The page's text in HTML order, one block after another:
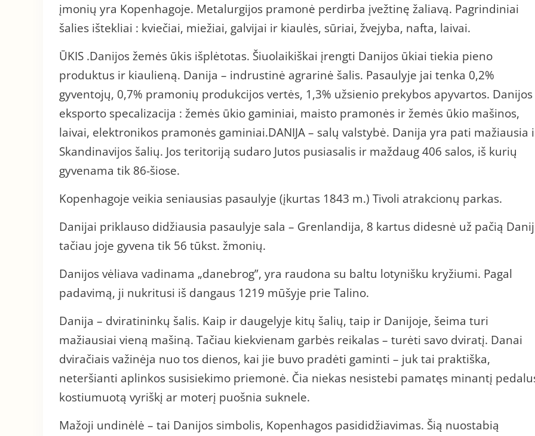
įmonių yra Kopenhagoje. Metalurgijos pramonė perdirba įvežtinę žaliavą. Pagrindiniai
šalies ištekliai : kviečiai, miežiai, galvijai ir kiaulės, sūriai, žvejyba, nafta, laivai.
ŪKIS .Danijos žemės ūkis išplėtotas. Šiuolaikiškai įrengti Danijos ūkiai tiekia pieno
produktus ir kiaulieną. Danija – indrustinė agrarinė šalis. Pasaulyje jai tenka 0,2%
gyventojų, 0,7% pramonių produkcijos vertės, 1,3% užsienio prekybos apyvartos. Danijos
eksporto specalizacija : žemės ūkio gaminiai, maisto pramonės ir žemės ūkio mašinos,
laivai, elektronikos pramonės gaminiai.DANIJA – salų valstybė. Danija yra pati mažiausia
Skandinavijos šalių. Jos teritoriją sudaro Jutos pusiasalis ir maždaug 406 salos, iš kurių
gyvenama tik 86-šiose.
Kopenhagoje veikia seniausias pasaulyje (įkurtas 1843 m.) Tivoli atrakcionų parkas.
Danijai priklauso didžiausia pasaulyje sala – Grenlandija, 8 kartus didesnė už pačią
tačiau joje gyvena tik 56 tūkst. žmonių.
Danijos vėliava vadinama „danebrog”, yra raudona su baltu lotynišku kryžiumi. Pagal
padavimą, ji nukritusi iš dangaus 1219 mūšyje prie Talino.
Danija – dviratininkų šalis. Kaip ir daugelyje kitų šalių, taip ir Danijoje, šeima turi
mažiausiai vieną mašiną. Tačiau kiekvienam garbės reikalas – turėti savo dviratį. Danai
dviračiais važinėja nuo tos dienos, kai jie buvo pradėti gaminti – juk tai praktiška,
neteršianti aplinkos susisiekimo priemonė. Čia niekas nesistebi pamatęs minantį
kostiumuotą vyriškį ar moterį puošnia suknele.
Mažoji undinėlė – tai Danijos simbolis, Kopenhagos pasididžiavimas. Šią nuostabią